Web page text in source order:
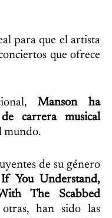
para que el artista
que ofrece
Manson ha
carrera musical
mundo.
de su género
You Understand,
The Scabbed
han sido las